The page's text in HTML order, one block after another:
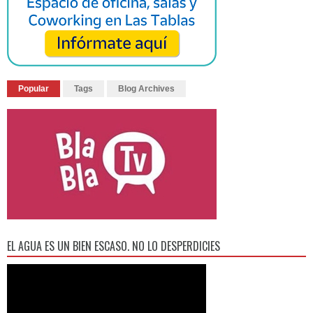
Popular Tags Blog Archives
EL AGUA ES UN BIEN ESCASO. NO LO DESPERDICIES